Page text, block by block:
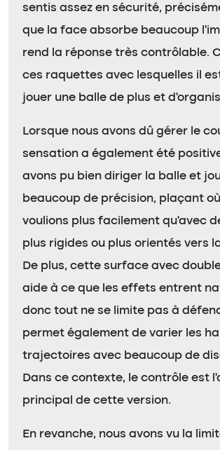
sentis assez en sécurité,
que la face absorbe beaucoup
rend la réponse très contrôlable.
ces raquettes avec lesquelles il
jouer une balle de plus et
Lorsque nous avons dû gérer le
sensation a également été
avons pu bien diriger la balle et
beaucoup de précision, plaçant
voulions plus facilement qu’avec
plus rigides ou plus orientés vers
De plus, cette surface avec
aide à ce que les effets entrent
donc tout ne se limite pas à
permet également de varier les
trajectoires avec beaucoup de
Dans ce contexte, le contrôle est
principal de cette version.
En revanche, nous avons vu la